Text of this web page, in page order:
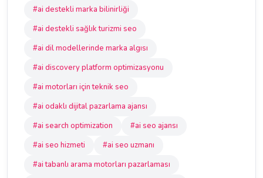
#ai destekli marka bilinirliği
#ai destekli sağlık turizmi seo
#ai dil modellerinde marka algısı
#ai discovery platform optimizasyonu
#ai motorları için teknik seo
#ai odaklı dijital pazarlama ajansı
#ai search optimization
#ai seo ajansı
#ai seo hizmeti
#ai seo uzmanı
#ai tabanlı arama motorları pazarlaması